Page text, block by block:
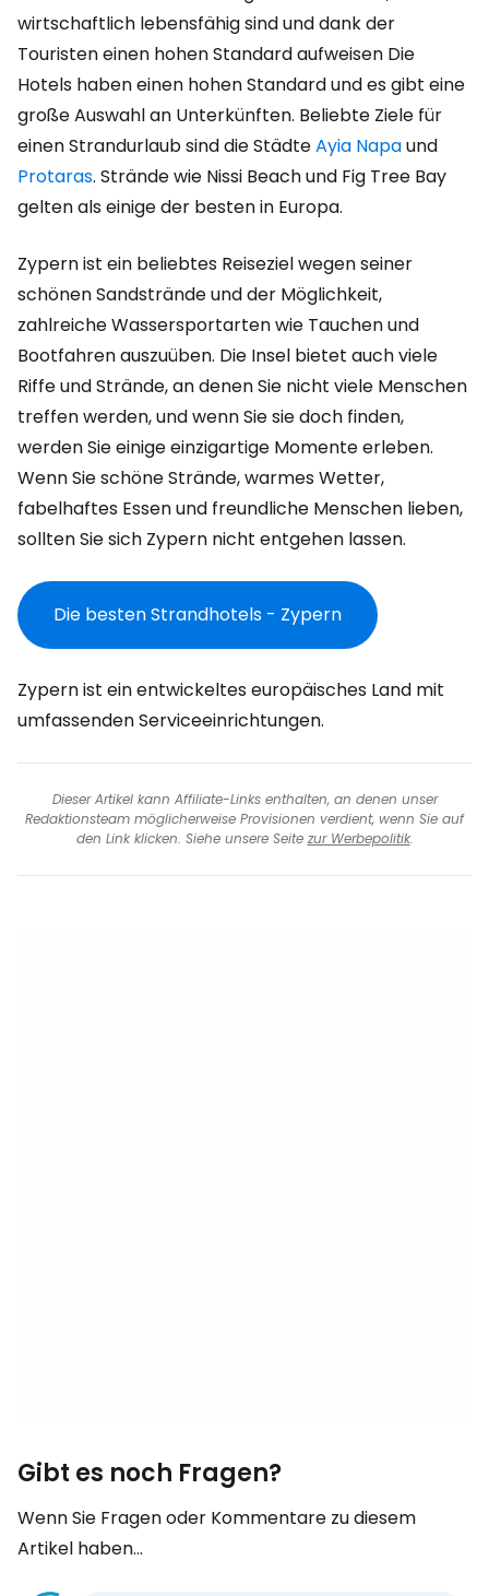
wirtschaftlich lebensfähig sind und dank der
Touristen einen hohen Standard aufweisen Die
Hotels haben einen hohen Standard und es gibt eine
große Auswahl an Unterkünften. Beliebte Ziele für
einen Strandurlaub sind die StädteAyia Napaund
Protaras. Strände wie Nissi Beach und Fig Tree Bay
gelten als einige der besten in Europa.
Zypern ist ein beliebtes Reiseziel wegen seiner
schönen Sandstrände und der Möglichkeit,
zahlreiche Wassersportarten wie Tauchen und
Bootfahren auszuüben. Die Insel bietet auch viele
Riffe und Strände, an denen Sie nicht viele Menschen
treffen werden, und wenn Sie sie doch finden,
werden Sie einige einzigartige Momente erleben.
Wenn Sie schöne Strände, warmes Wetter,
fabelhaftes Essen und freundliche Menschen lieben,
sollten Sie sich Zypern nicht entgehen lassen.
Die besten Strandhotels - Zypern
Zypern ist ein entwickeltes europäisches Land mit
umfassenden Serviceeinrichtungen.
Dieser Artikel kann Affiliate-Links enthalten, an denen unser
Redaktionsteam möglicherweise Provisionen verdient, wenn Sie auf
den Link klicken. Siehe unsere Seite zur Werbepolitik.
Gibt es noch Fragen?
Wenn Sie Fragen oder Kommentare zu diesem
Artikel haben...